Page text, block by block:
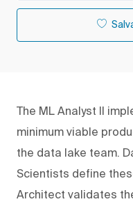
The ML Analyst II
minimum viable
the data lake team.
Scientists define
Architect validates